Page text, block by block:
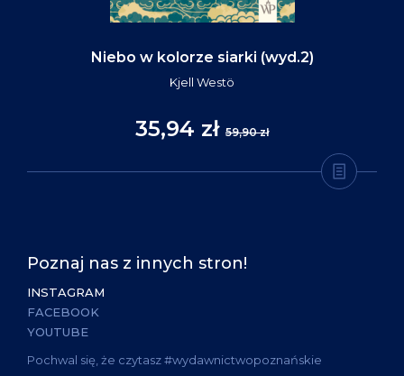
Niebo w kolorze siarki (wyd.2)
Kjell Westö
35,94 zł 59,90 zł
Poznaj nas z innych stron!
INSTAGRAM
FACEBOOK
YOUTUBE
Pochwal się, że czytasz #wydawnictwopoznańskie